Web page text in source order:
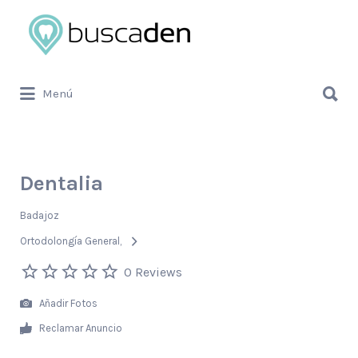
Buscar
por:
Menú
por:
Dentalia
Badajoz
Ortodolongía General
0 Reviews
Añadir Fotos
Reclamar Anuncio